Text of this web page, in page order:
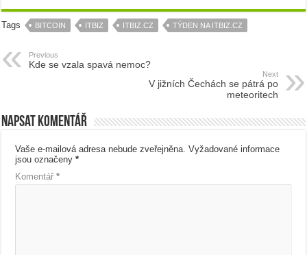
Tags BITCOIN ITBIZ ITBIZ.CZ TÝDEN NA ITBIZ.CZ
Previous
Kde se vzala spavá nemoc?
Next
V jižních Čechách se pátrá po
meteoritech
Napsat komentář
Vaše e-mailová adresa nebude zveřejněna. Vyžadované informace
jsou označeny*
Komentář*